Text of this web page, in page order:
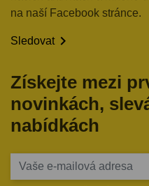
na naší Facebook stránce.
Sledovat
Získejte mezi
novinkách,
nabídkách